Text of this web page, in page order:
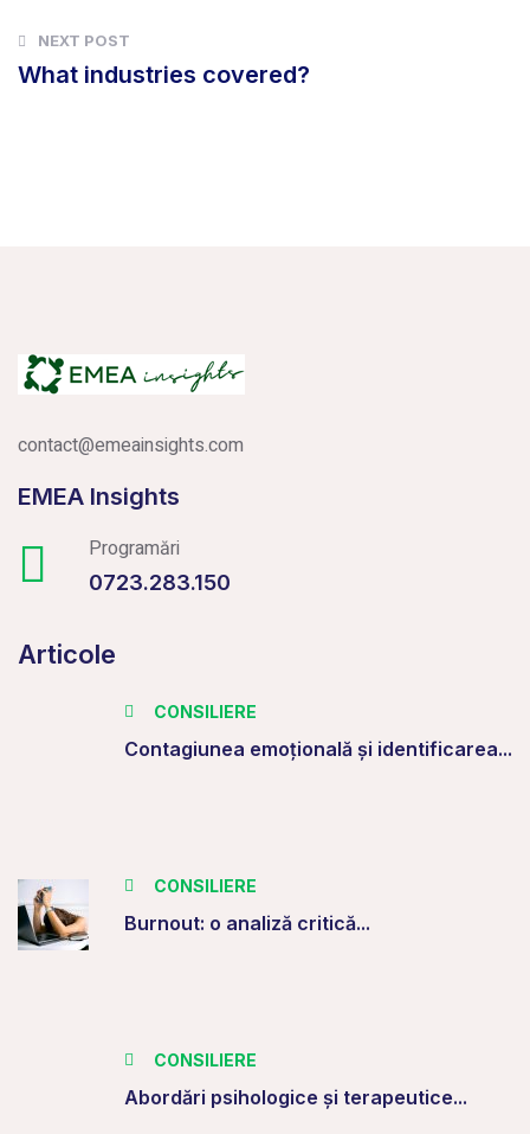
NEXT POST
What industries covered?
contact@emeainsights.com
EMEA Insights
Programări
0723.283.150
Articole
CONSILIERE
Contagiunea emoțională și identificarea...
CONSILIERE
Burnout: o analiză critică...
CONSILIERE
Abordări psihologice și terapeutice...